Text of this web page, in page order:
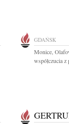
GDAŃSK
Monice,
współczucia